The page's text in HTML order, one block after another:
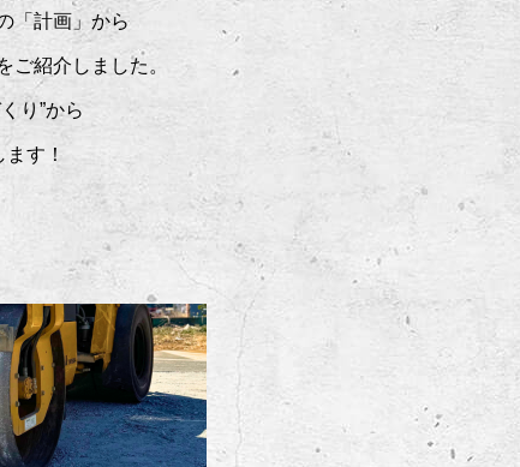
「計画」から
ご紹介しました。
り”から
す！